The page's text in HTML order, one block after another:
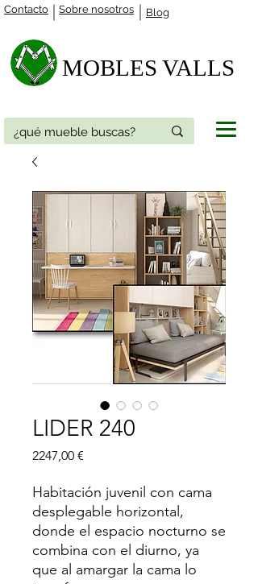
Contacto Blog
Sobre nosotros
MOBLES VALLS​
LIDER 240
2247,00 €
Habitación juvenil con cama
desplegable horizontal,
donde el espacio nocturno se
combina con el diurno, ya
que al amargar la cama lo